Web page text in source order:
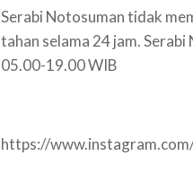
Serabi Notosuman tidak
tahan selama 24 jam.
05.00-19.00 WIB
https://